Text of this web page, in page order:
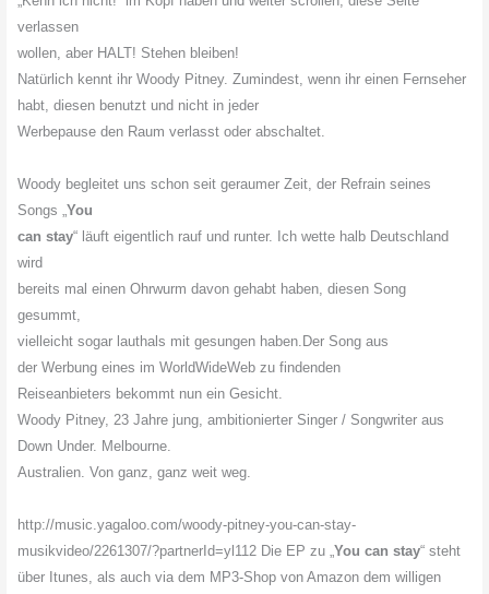
verlassen
wollen, aber HALT! Stehen bleiben!
Natürlich kennt ihr Woody Pitney. Zumindest, wenn ihr einen Fernseher
habt, diesen benutzt und nicht in jeder
Werbepause den Raum verlasst oder abschaltet.
Woody begleitet uns schon seit geraumer Zeit, der Refrain seines
Songs „You
can stay“ läuft eigentlich rauf und runter. Ich wette halb Deutschland
wird
bereits mal einen Ohrwurm davon gehabt haben, diesen Song
gesummt,
vielleicht sogar lauthals mit gesungen haben.Der Song aus
der Werbung eines im WorldWideWeb zu findenden
Reiseanbieters bekommt nun ein Gesicht.
Woody Pitney, 23 Jahre jung, ambitionierter Singer / Songwriter aus
Down Under. Melbourne.
Australien. Von ganz, ganz weit weg.
http://music.yagaloo.com/woody-pitney-you-can-stay-
musikvideo/2261307/?partnerId=yl112 Die EP zu „You can stay“ steht
über Itunes, als auch via dem MP3-Shop von Amazon dem willigen